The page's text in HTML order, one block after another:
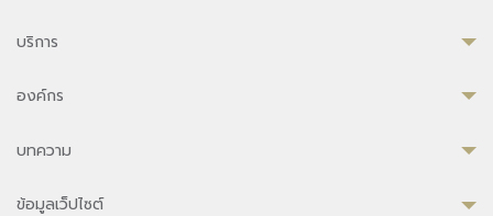
บริการ
องค์กร
บทความ
ข้อมูลเว็ปไซต์